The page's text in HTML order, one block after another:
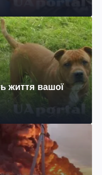
життя вашої